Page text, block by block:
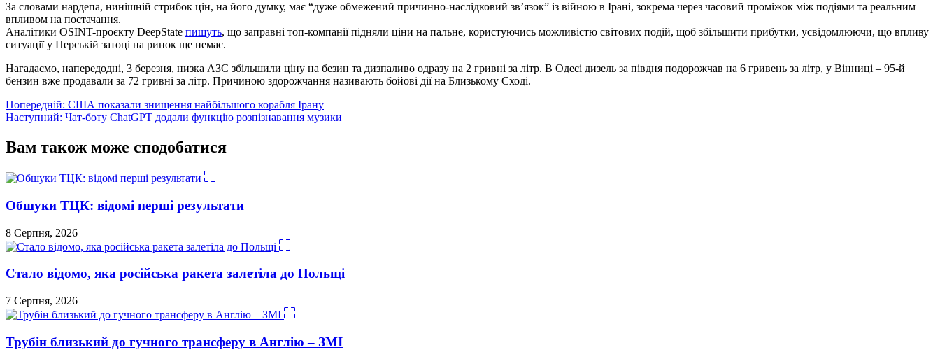
За словами нардепа, нинішній стрибок цін, на його думку, має “дуже обмежений причинно-наслідковий зв’язок” із війною в Ірані, зокрема через часовий проміжок між подіями та реальним
впливом на постачання.
Аналітики OSINT-проєкту DeepState пишуть, що заправні топ-компанії підняли ціни на пальне, користуючись можливістю світових подій, щоб збільшити прибутки, усвідомлюючи, що впливу
ситуації у Перській затоці на ринок ще немає.
Нагадаємо, напередодні, 3 березня, низка АЗС збільшили ціну на безин та дизпаливо одразу на 2 гривні за літр. В Одесі дизель за півдня подорожчав на 6 гривень за літр, у Вінниці – 95-й
бензин вже продавали за 72 гривні за літр. Причиною здорожчання називають бойові дії на Близькому Сході.
Навігація
записів
Попередній: США показали знищення найбільшого корабля Ірану
Наступний: Чат-боту ChatGPT додали функцію розпізнавання музики
Вам також може сподобатися
Обшуки ТЦК: відомі перші результати
8 Серпня, 2026
Стало відомо, яка російська ракета залетіла до Польщі
7 Серпня, 2026
Трубін близький до гучного трансферу в Англію – ЗМІ